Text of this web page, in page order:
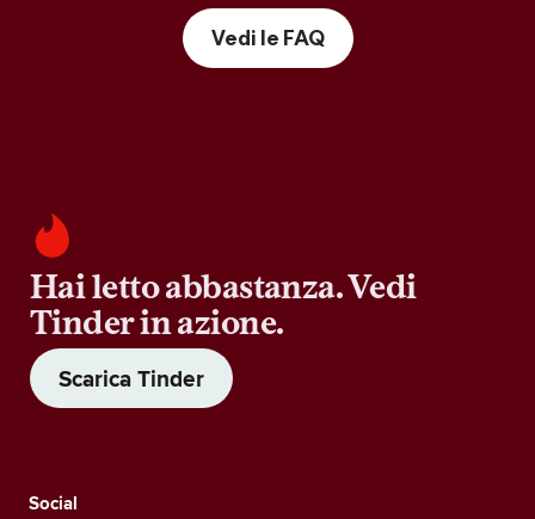
Vedi le FAQ
Hai letto abbastanza. Vedi
Tinder in azione.
Scarica Tinder
Social